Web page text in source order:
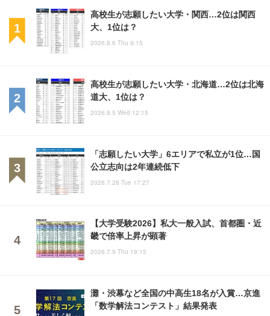
高校生が志願したい大学・関西…2位は関西
大、1位は？
2026.8.6 Thu 9:15
高校生が志願したい大学・北海道…2位は北海
道大、1位は？
2026.8.5 Wed 12:15
「志願したい大学」6エリアで私立が1位…国
公立志向は2年連続低下
2026.7.28 Tue 17:27
【大学受験2026】私大一般入試、首都圏・近
畿で倍率上昇が顕著
2026.7.9 Thu 19:15
灘・渋幕など全国の中高生18名が入賞…京進
「数学解法コンテスト」結果発表